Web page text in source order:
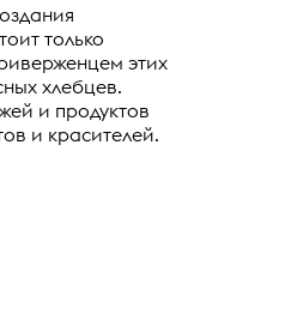
только
этих
хлебцев.
и продуктов
и красителей.